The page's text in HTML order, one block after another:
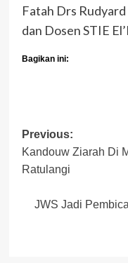
Fatah Drs
dan Dosen STIE
Bagikan ini:
Post
navigation
Previous:
Kandouw Ziarah Di
Ratulangi
JWS Jadi